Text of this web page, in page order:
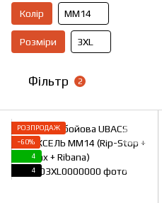
Колір ММ14
Розміри 3XL
Фільтр 2
РОЗПРОДАЖ
−60%
4
4